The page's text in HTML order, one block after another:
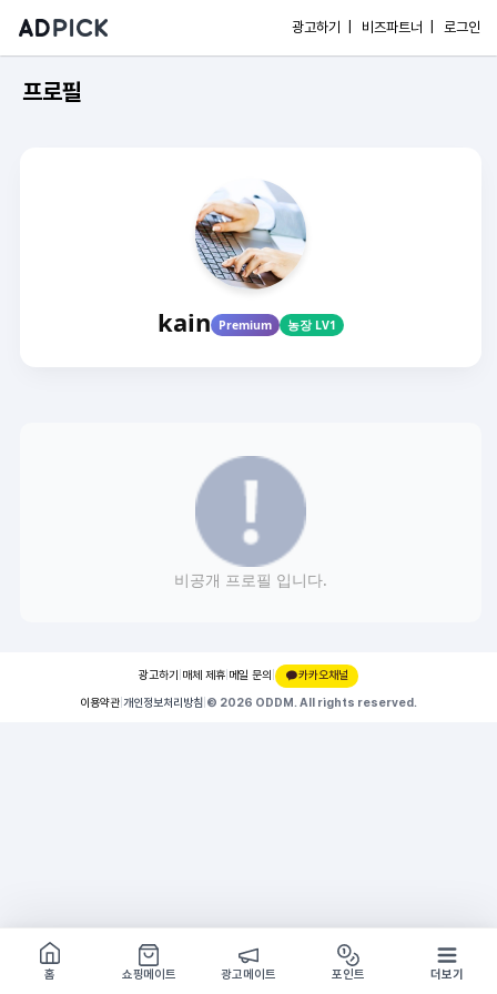
광고하기 | 비즈파트너 | 로그인
프로필
kain Premium 농장 LV1
비공개 프로필 입니다.
광고하기 매체 제휴 메일 문의 |
카카오채널
이용약관 개인정보처리방침 © 2026 ODDM. All rights reserved.
쇼핑몰 구경하기
방문시 1G
홈
쇼핑메이트 광고메이트 포인트 더보기